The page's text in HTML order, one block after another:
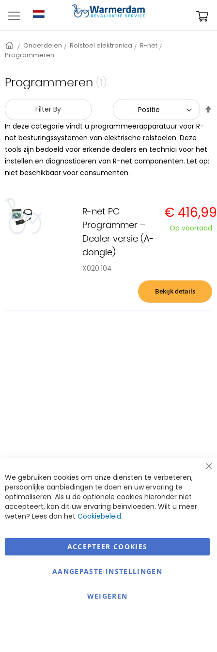
naar
inhoud
HomeOnderdelen Rolstoel elektronica
R-net
Programmeren
Programmeren (1)
Filter By
In deze categorie vindt u programmeerapparatuur voor R-
net besturingssystemen van elektrische rolstoelen. Deze
tools zijn bedoeld voor erkende dealers en technici voor het
instellen en diagnosticeren van R-net componenten. Let op:
niet beschikbaar voor consumenten.
R-net PC
Programmer –
Dealer versie (A-
dongle)
X020.104
€ 416,99
Op voorraad
Bekijk details
Warmerdam Revalidatie Service
Informatie
We gebruiken cookies om onze diensten te verbeteren,
persoonlijke aanbiedingen te doen en uw ervaring te
optimaliseren. Als u de optionele cookies hieronder niet
accepteert, kan dit uw ervaring beïnvloeden. Wilt u meer
weten? Lees dan het Cookiebeleid.
ACCEPTEER COOKIES
AANGEPASTE INSTELLINGEN
WEIGEREN